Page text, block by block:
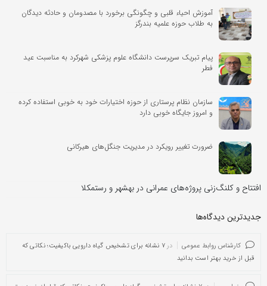
آموزش احیاء قلبی و چگونگی برخورد با مصدومان و حادثه دیدگان
به طلاب حوزه علمیه بندرگز
پیام تبریک سرپرست دانشگاه علوم پزشکی شهرکرد به مناسبت عید
فطر
سازمان نظام پرستاری از حوزه اختیارات خود به خوبی استفاده کرده
و امروز جایگاه خوبی دارد
ضرورت تغییر رویکرد در مدیریت جنگل‌های هیرکانی
افتتاح و کلنگ‌زنی پروژه‌های عمرانی در بهشهر و رستمکلا
جدیدترین دیدگاه‌‌ها
کارشناس روابط عمومی در
۷ نشانه برای تشخیص گیاه دارویی باکیفیت؛ نکاتی که
قبل از خرید بهتر است بدانید